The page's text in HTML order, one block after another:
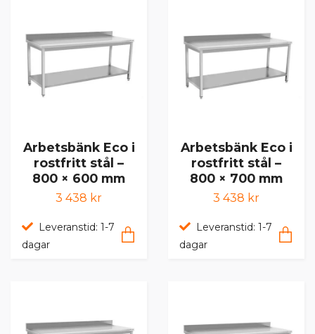
Arbetsbänk Eco i
rostfritt stål –
800 × 600 mm
3 438 kr
Leveranstid: 1-7
dagar
Arbetsbänk Eco i
rostfritt stål –
800 × 700 mm
3 438 kr
Leveranstid: 1-7
dagar